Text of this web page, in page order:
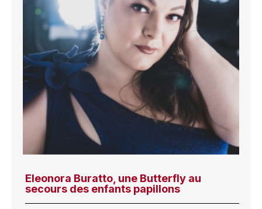
Eleonora Buratto, une Butterfly au
secours des enfants papillons